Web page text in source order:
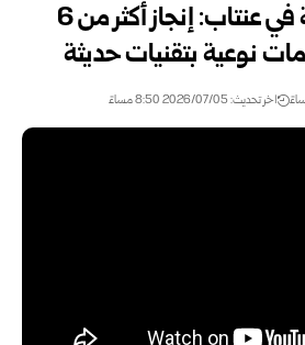
القنصلية السورية في عنتاب: إنجاز أكثر من 6
نوعية بتقنيات حديثة
اخر تحديث: 2026/07/05 8:50 مساءً